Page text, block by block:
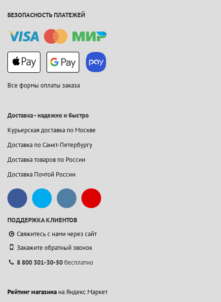
БЕЗОПАСНОСТЬ ПЛАТЕЖЕЙ
Все формы оплаты заказа
Доставка - надежно и быстро
Курьерская доставка по Москве
Доставка по Санкт-Петербургу
Доставка товаров по России
Доставка Почтой России
ПОДДЕРЖКА КЛИЕНТОВ
Свяжитесь с нами через сайт
Закажите обратный звонок
8 800 301-30-50бесплатно
Рейтинг магазина на Яндекс.Маркет